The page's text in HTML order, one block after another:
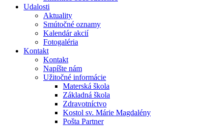
Udalosti
Aktuality
Smútočné oznamy
Kalendár akcií
Fotogaléria
Kontakt
Kontakt
Napíšte nám
Užitočné informácie
Materská škola
Základná škola
Zdravotníctvo
Kostol sv. Márie Magdalény
Pošta Partner